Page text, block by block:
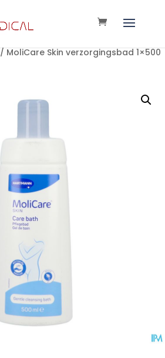
/ MoliCare Skin verzorgingsbad 1×500